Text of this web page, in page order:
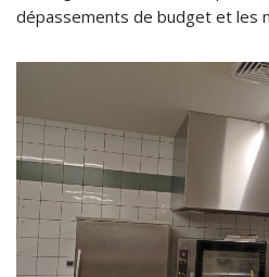
dépassements de budget et les